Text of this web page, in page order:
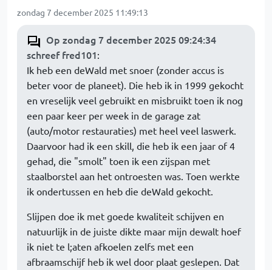
zondag 7 december 2025 11:49:13
Op zondag 7 december 2025 09:24:34
schreef fred101:
Ik heb een deWald met snoer (zonder accus is
beter voor de planeet). Die heb ik in 1999 gekocht
en vreselijk veel gebruikt en misbruikt toen ik nog
een paar keer per week in de garage zat
(auto/motor restauraties) met heel veel laswerk.
Daarvoor had ik een skill, die heb ik een jaar of 4
gehad, die "smolt" toen ik een zijspan met
staalborstel aan het ontroesten was. Toen werkte
ik ondertussen en heb die deWald gekocht.
Slijpen doe ik met goede kwaliteit schijven en
natuurlijk in de juiste dikte maar mijn dewalt hoef
ik niet te l;aten afkoelen zelfs met een
afbraamschijf heb ik wel door plaat geslepen. Dat